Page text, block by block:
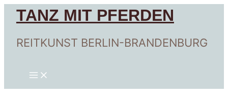
Zum
InhaltTANZ MIT PFERDEN
REITKUNST BERLIN-BRANDENBURG
Main